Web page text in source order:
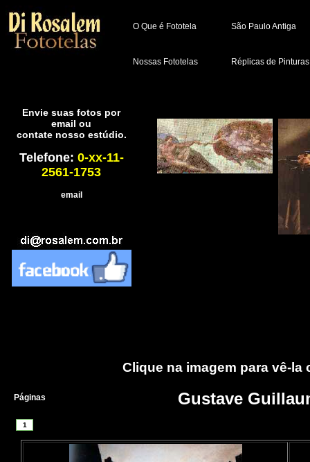
O Que é Fototela
Nossas Fototelas
São Paulo Antiga
Réplicas de Pinturas
Envie suas fotos por
email ou
contate nosso estúdio.
Telefone: 0-xx-11-
2561-1753
email
Páginas
1
Clique na imagem para vê-la
Gustave